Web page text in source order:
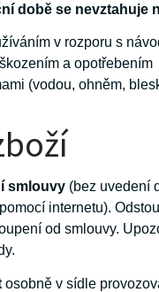
době se nevztahuje
v rozporu s
a opotřebením
(vodou, ohněm,
smlouvy (bez uvedení
internetu).
od smlouvy.
osobně v sídle